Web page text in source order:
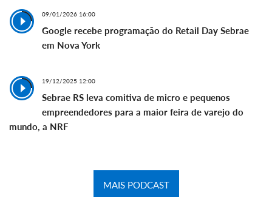
09/01/2026 16:00
Google recebe programação do Retail Day Sebrae
em Nova York
19/12/2025 12:00
Sebrae RS leva comitiva de micro e pequenos
empreendedores para a maior feira de varejo do
mundo, a NRF
MAIS PODCAST